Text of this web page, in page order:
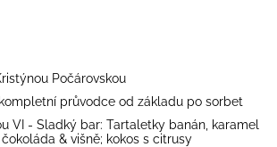
Počárovskou
průvodce od základu po sorbet
VI - Sladký bar: Tartaletky banán, karamel
& višně; kokos s citrusy